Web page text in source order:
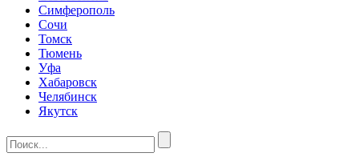
Симферополь
Сочи
Томск
Тюмень
Уфа
Хабаровск
Челябинск
Якутск